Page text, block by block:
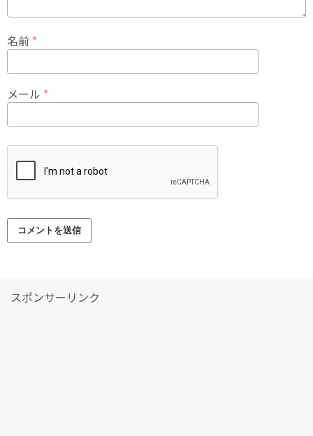
名前 *
メール *
スポンサーリンク